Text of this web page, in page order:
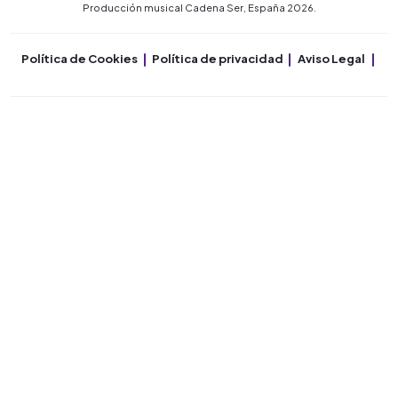
Producción musical Cadena Ser, España 2026.
Política de Cookies Política de privacidad Aviso Legal